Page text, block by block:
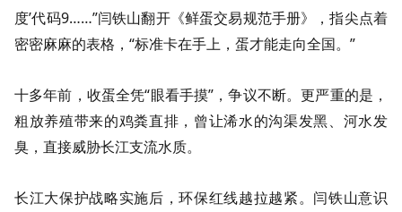
度’代码9……”闫铁山翻开《鲜蛋交易规范手册》，指尖点着
密密麻麻的表格，“标准卡在手上，蛋才能走向全国。”
十多年前，收蛋全凭“眼看手摸”，争议不断。更严重的是，
粗放养殖带来的鸡粪直排，曾让浠水的沟渠发黑、河水发
臭，直接威胁长江支流水质。
长江大保护战略实施后，环保红线越拉越紧。闫铁山意识